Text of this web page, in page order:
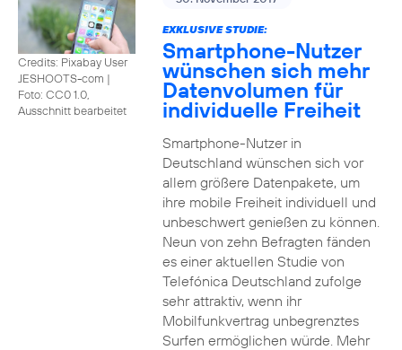
Credits: Pixabay User
JESHOOTS-com |
Foto: CC0 1.0,
Ausschnitt bearbeitet
EXKLUSIVE STUDIE:
Smartphone-Nutzer
wünschen sich mehr
Datenvolumen für
individuelle Freiheit
Smartphone-Nutzer in
Deutschland wünschen sich vor
allem größere Datenpakete, um
ihre mobile Freiheit individuell und
unbeschwert genießen zu können.
Neun von zehn Befragten fänden
es einer aktuellen Studie von
Telefónica Deutschland zufolge
sehr attraktiv, wenn ihr
Mobilfunkvertrag unbegrenztes
Surfen ermöglichen würde. Mehr